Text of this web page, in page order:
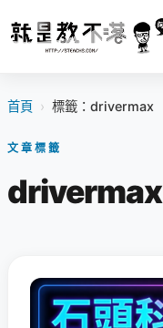
首頁 › 標籤：drivermax
文章標籤
drivermax